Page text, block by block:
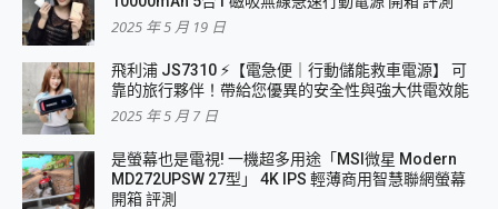
2025 年 5 月 19 日
飛利浦 JS7310 ⚡【電急便｜行動儲能救車電源】 可
靠的旅行夥伴！帶給您優異的安全性與強大供電效能
2025 年 5 月 7 日
是螢幕也是電視! 一機超多用途「MSI微星 Modern
MD272UPSW 27型」 4K IPS 輕薄商用智慧聯網螢幕
開箱 評測